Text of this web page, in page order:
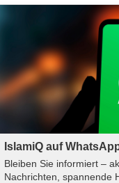
IslamiQ auf
Bleiben Sie informiert –
Nachrichten, spannende